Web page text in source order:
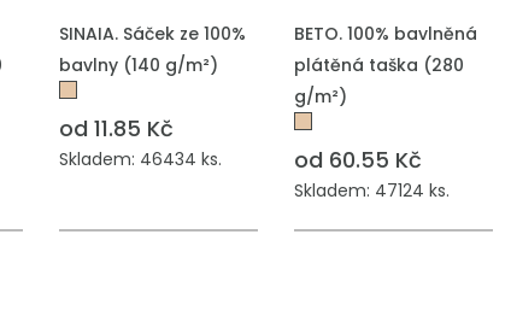
PŘIDAT DO POPTÁVKY
SINAIA. Sáček ze 100%
bavlny (140 g/m²)
od 11.85 Kč
Skladem: 46434 ks.
PŘIDAT DO POPTÁVKY
BETO. 100% bavlněná
plátěná taška (280
g/m²)
od 60.55 Kč
Skladem: 47124 ks.